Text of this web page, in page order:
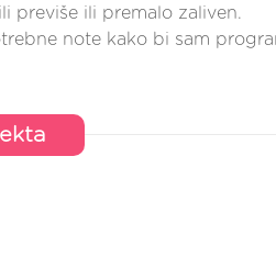
previše ili premalo zaliven.
note kako bi sam